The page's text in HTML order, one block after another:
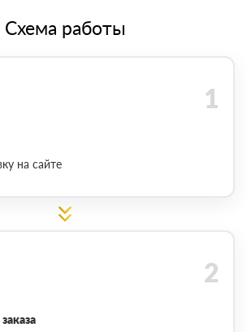
Схема работы
на сайте